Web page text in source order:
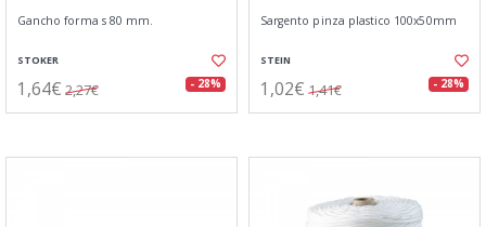
Gancho forma s 80 mm.
STOKER
1,64€ 2,27€ - 28%
Sargento pinza plastico 100x50mm
STEIN
1,02€ 1,41€ - 28%